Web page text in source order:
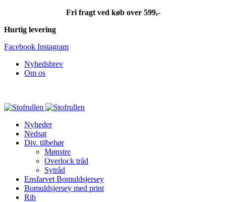
Fri fragt ved køb over 599,-
Hurtig levering
Facebook Instagram
Nyhedsbrev
Om os
Nyheder
Nedsat
Div. tilbehør
Mønstre
Overlock tråd
Sytråd
Ensfarvet Bomuldsjersey
Bomuldsjersey med print
Rib